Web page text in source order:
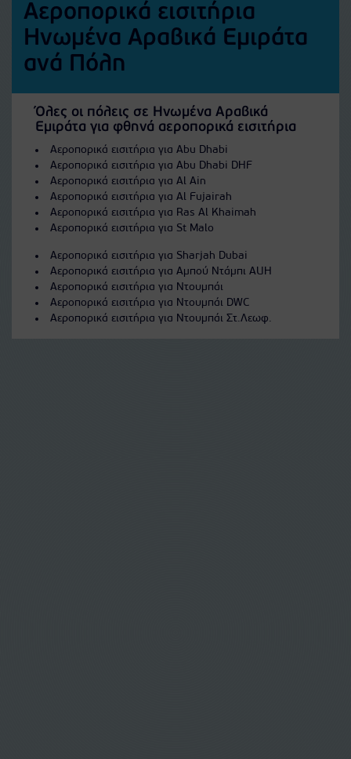
Αεροπορικά εισιτήρια
Ηνωμένα Αραβικά Εμιράτα
ανά Πόλη
Όλες οι πόλεις σε Ηνωμένα Αραβικά
Εμιράτα για φθηνά αεροπορικά εισιτήρια
Αεροπορικά εισιτήρια για Abu Dhabi
Αεροπορικά εισιτήρια για Abu Dhabi DHF
Αεροπορικά εισιτήρια για Al Ain
Αεροπορικά εισιτήρια για Al Fujairah
Αεροπορικά εισιτήρια για Ras Al Khaimah
Αεροπορικά εισιτήρια για St Malo
Αεροπορικά εισιτήρια για Sharjah Dubai
Αεροπορικά εισιτήρια για Αμπού Ντάμπι AUH
Αεροπορικά εισιτήρια για Ντουμπάι
Αεροπορικά εισιτήρια για Ντουμπάι DWC
Αεροπορικά εισιτήρια για Ντουμπάι Στ.Λεωφ.